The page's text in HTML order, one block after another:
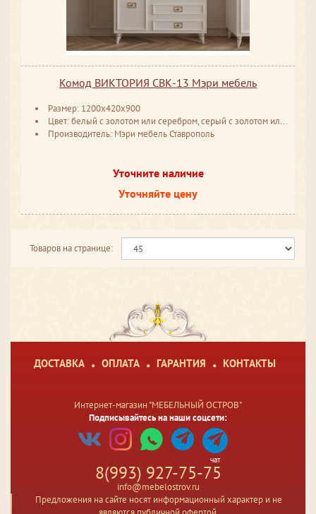
Комод ВИКТОРИЯ СВК-13 Мэри мебель
Размер: 1200x420x900
Цвет: белый с золотом или серебром, серый с золотом или серебром
Производитель: Мэри мебель Ставрополь
Уточните наличие
Уточняйте цену
Товаров на странице:
ДОСТАВКА ОПЛАТА ГАРАНТИЯ КОНТАКТЫ
Интернет-магазин "МЕБЕЛЬНЫЙ ОСТРОВ"
Подписывайтесь на наши соцсети:
чат
8(993) 927-75-75
info@mebelostrov.ru
Предложения на сайте носят информационный характер и не